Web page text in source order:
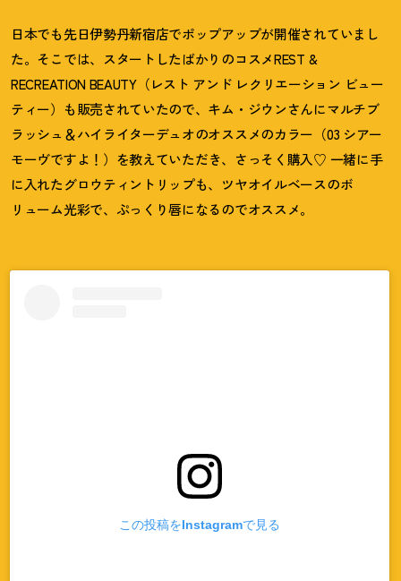
日本でも先日伊勢丹新宿店でポップアップが開催されていまし
た。そこでは、スタートしたばかりのコスメREST &
RECREATION BEAUTY（レスト アンド レクリエーション ビュー
ティー）も販売されていたので、キム・ジウンさんにマルチブ
ラッシュ＆ハイライターデュオのオススメのカラー（03 シアー
モーヴですよ ！ ）を教えていただき、さっそく購入♡ 一緒に手
に入れたグロウティントリップも、ツヤオイルベースのボ
リューム光彩で、ぷっくり唇になるのでオススメ。
この投稿をInstagramで見る